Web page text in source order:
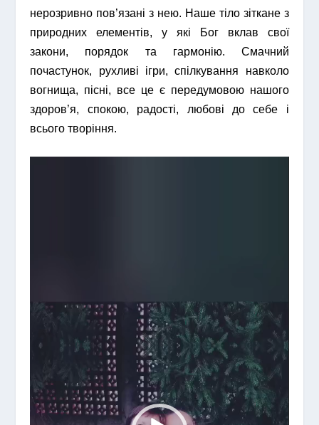
нерозривно пов’язані з нею. Наше тіло зіткане з
природних елементів, у які Бог вклав свої
закони, порядок та гармонію. Смачний
почастунок, рухливі ігри, спілкування навколо
вогнища, пісні, все це є передумовою нашого
здоров’я, спокою, радості, любові до себе і
всього творіння.